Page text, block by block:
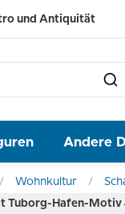
und Antiquität
Andere
Wohnkultur
Tuborg-Hafen-Motiv